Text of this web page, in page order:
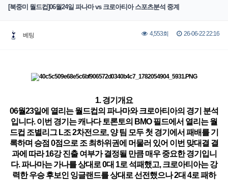
[북중미 월드컵]06월24일 파나마 vs 크로아티아 스포츠분석 중계
베팅 4,553회 26-06-22 22:16
1. 경기개요
06월23일에 열리는 월드컵의 파나마와 크로아티아의 경기 분석
입니다. 이번 경기는 캐나다 토론토의 BMO 필드에서 열리는 월
드컵 조별리그 L조 2차전으로, 양 팀 모두 첫 경기에서 패배를 기
록하며 승점 0점으로 조 최하위권에 머물러 있어 이번 맞대결 결
과에 따라 16강 진출 여부가 결정될 만큼 매우 중요한 경기입니
다. 파나마는 가나를 상대로 0대 1로 석패했고, 크로아티아는 강
력한 우승 후보인 잉글랜드를 상대로 선전했으나 2대 4로 패하